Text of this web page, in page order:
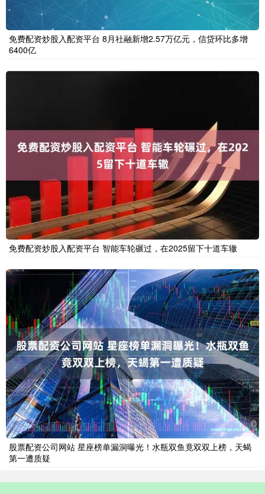
免费配资炒股入配资平台 8月社融新增2.57万亿元，信贷环比多增
6400亿
免费配资炒股入配资平台 智能车轮碾过，在2025留下十道车辙
股票配资公司网站 星座榜单漏洞曝光！水瓶双鱼竟双双上榜，天蝎
第一遭质疑